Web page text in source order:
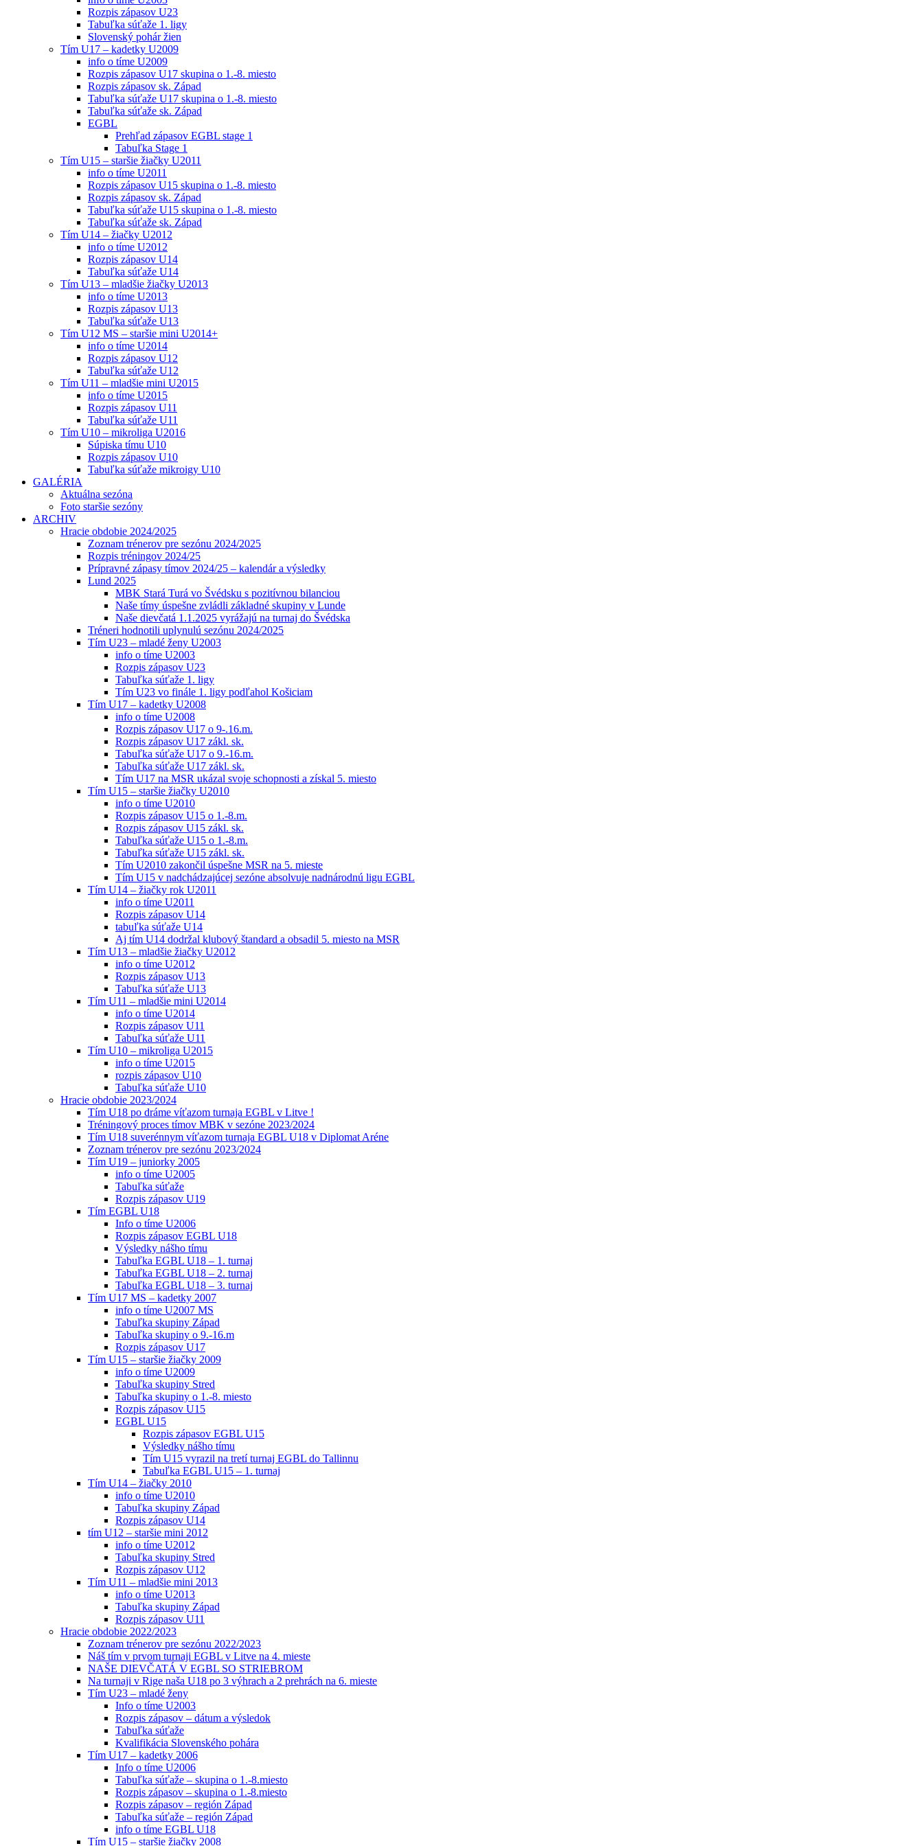
Rozpis zápasov U23
Tabuľka súťaže 1. ligy
Slovenský pohár žien
Tím U17 – kadetky U2009
info o tíme U2009
Rozpis zápasov U17 skupina o 1.-8. miesto
Rozpis zápasov sk. Západ
Tabuľka súťaže U17 skupina o 1.-8. miesto
Tabuľka súťaže sk. Západ
EGBL
Prehľad zápasov EGBL stage 1
Tabuľka Stage 1
Tím U15 – staršie žiačky U2011
info o tíme U2011
Rozpis zápasov U15 skupina o 1.-8. miesto
Rozpis zápasov sk. Západ
Tabuľka súťaže U15 skupina o 1.-8. miesto
Tabuľka súťaže sk. Západ
Tím U14 – žiačky U2012
info o tíme U2012
Rozpis zápasov U14
Tabuľka súťaže U14
Tím U13 – mladšie žiačky U2013
info o tíme U2013
Rozpis zápasov U13
Tabuľka súťaže U13
Tím U12 MS – staršie mini U2014+
info o tíme U2014
Rozpis zápasov U12
Tabuľka súťaže U12
Tím U11 – mladšie mini U2015
info o tíme U2015
Rozpis zápasov U11
Tabuľka súťaže U11
Tím U10 – mikroliga U2016
Súpiska tímu U10
Rozpis zápasov U10
Tabuľka súťaže mikroigy U10
GALÉRIA
Aktuálna sezóna
Foto staršie sezóny
ARCHIV
Hracie obdobie 2024/2025
Zoznam trénerov pre sezónu 2024/2025
Rozpis tréningov 2024/25
Prípravné zápasy tímov 2024/25 – kalendár a výsledky
Lund 2025
MBK Stará Turá vo Švédsku s pozitívnou bilanciou
Naše tímy úspešne zvládli základné skupiny v Lunde
Naše dievčatá 1.1.2025 vyrážajú na turnaj do Švédska
Tréneri hodnotili uplynulú sezónu 2024/2025
Tím U23 – mladé ženy U2003
info o tíme U2003
Rozpis zápasov U23
Tabuľka súťaže 1. ligy
Tím U23 vo finále 1. ligy podľahol Košiciam
Tím U17 – kadetky U2008
info o tíme U2008
Rozpis zápasov U17 o 9-.16.m.
Rozpis zápasov U17 zákl. sk.
Tabuľka súťaže U17 o 9.-16.m.
Tabuľka súťaže U17 zákl. sk.
Tím U17 na MSR ukázal svoje schopnosti a získal 5. miesto
Tím U15 – staršie žiačky U2010
info o tíme U2010
Rozpis zápasov U15 o 1.-8.m.
Rozpis zápasov U15 zákl. sk.
Tabuľka súťaže U15 o 1.-8.m.
Tabuľka súťaže U15 zákl. sk.
Tím U2010 zakončil úspešne MSR na 5. mieste
Tím U15 v nadchádzajúcej sezóne absolvuje nadnárodnú ligu EGBL
Tím U14 – žiačky rok U2011
info o tíme U2011
Rozpis zápasov U14
tabuľka súťaže U14
Aj tím U14 dodržal klubový štandard a obsadil 5. miesto na MSR
Tím U13 – mladšie žiačky U2012
info o tíme U2012
Rozpis zápasov U13
Tabuľka súťaže U13
Tím U11 – mladšie mini U2014
info o tíme U2014
Rozpis zápasov U11
Tabuľka súťaže U11
Tím U10 – mikroliga U2015
info o tíme U2015
rozpis zápasov U10
Tabuľka súťaže U10
Hracie obdobie 2023/2024
Tím U18 po dráme víťazom turnaja EGBL v Litve !
Tréningový proces tímov MBK v sezóne 2023/2024
Tím U18 suverénnym víťazom turnaja EGBL U18 v Diplomat Aréne
Zoznam trénerov pre sezónu 2023/2024
Tím U19 – juniorky 2005
info o tíme U2005
Tabuľka súťaže
Rozpis zápasov U19
Tím EGBL U18
Info o tíme U2006
Rozpis zápasov EGBL U18
Výsledky nášho tímu
Tabuľka EGBL U18 – 1. turnaj
Tabuľka EGBL U18 – 2. turnaj
Tabuľka EGBL U18 – 3. turnaj
Tím U17 MS – kadetky 2007
info o tíme U2007 MS
Tabuľka skupiny Západ
Tabuľka skupiny o 9.-16.m
Rozpis zápasov U17
Tím U15 – staršie žiačky 2009
info o tíme U2009
Tabuľka skupiny Stred
Tabuľka skupiny o 1.-8. miesto
Rozpis zápasov U15
EGBL U15
Rozpis zápasov EGBL U15
Výsledky nášho tímu
Tím U15 vyrazil na tretí turnaj EGBL do Tallinnu
Tabuľka EGBL U15 – 1. turnaj
Tím U14 – žiačky 2010
info o tíme U2010
Tabuľka skupiny Západ
Rozpis zápasov U14
tím U12 – staršie mini 2012
info o tíme U2012
Tabuľka skupiny Stred
Rozpis zápasov U12
Tím U11 – mladšie mini 2013
info o tíme U2013
Tabuľka skupiny Západ
Rozpis zápasov U11
Hracie obdobie 2022/2023
Zoznam trénerov pre sezónu 2022/2023
Náš tím v prvom turnaji EGBL v Litve na 4. mieste
NAŠE DIEVČATÁ V EGBL SO STRIEBROM
Na turnaji v Rige naša U18 po 3 výhrach a 2 prehrách na 6. mieste
Tím U23 – mladé ženy
Info o tíme U2003
Rozpis zápasov – dátum a výsledok
Tabuľka súťaže
Kvalifikácia Slovenského pohára
Tím U17 – kadetky 2006
Info o tíme U2006
Tabuľka súťaže – skupina o 1.-8.miesto
Rozpis zápasov – skupina o 1.-8.miesto
Rozpis zápasov – región Západ
Tabuľka súťaže – región Západ
info o tíme EGBL U18
Tím U15 – staršie žiačky 2008